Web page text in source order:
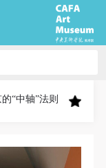
“中轴”法则
术学院美术馆
央美术学院用
术学院美术馆
央美术学院用
术学院美术馆
央美术学院用